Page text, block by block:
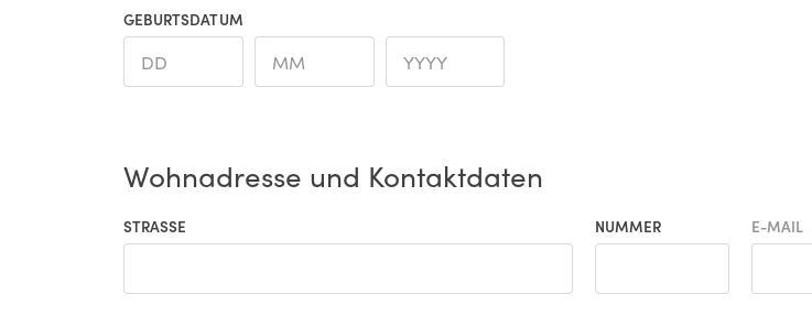
GEBURTSDATUM
Wohnadresse und Kontaktdaten
STRASSE NUMMER E-MAIL